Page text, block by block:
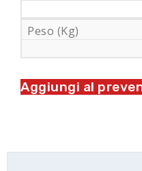
Peso (Kg)
Aggiungi al